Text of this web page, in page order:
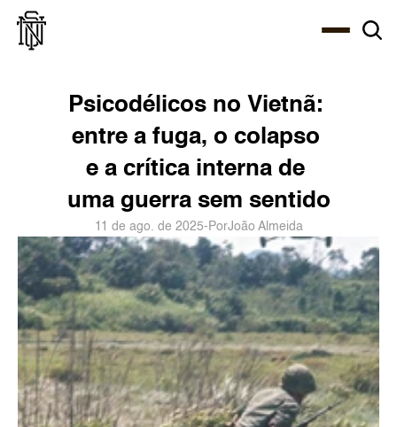
Psicodélicos no Vietnã:
entre a fuga, o colapso
e a crítica interna de
uma guerra sem sentido
11 de ago. de 2025- PorJoão Almeida